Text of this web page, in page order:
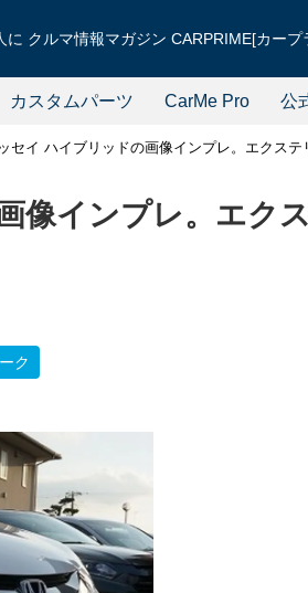
に クルマ情報マガジン CARPRIME[カープ
カスタムパーツ CarMe Pro 公
セイ ハイブリッドの画像インプレ。エクステ
像インプレ。エク
ク